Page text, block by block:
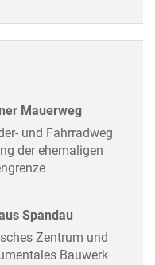
Mauerweg
und Fahrradweg
der ehemaligen
Spandau
Zentrum und
Bauwerk